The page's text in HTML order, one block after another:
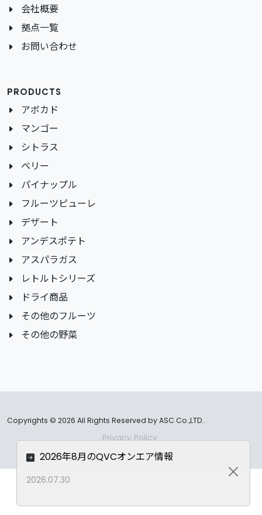
会社概要
拠点一覧
お問い合わせ
PRODUCTS
アボカド
マンゴー
シトラス
ベリー
パイナップル
フルーツピューレ
デザート
アンデスポテト
アスパラガス
レトルトシリーズ
ドライ商品
その他のフルーツ
その他の野菜
Copyrights © 2026 All Rights Reserved by ASC Co.,LTD..
Privacy Policy
2026年8月のQVCオンエア情報
2026.07.30 Close